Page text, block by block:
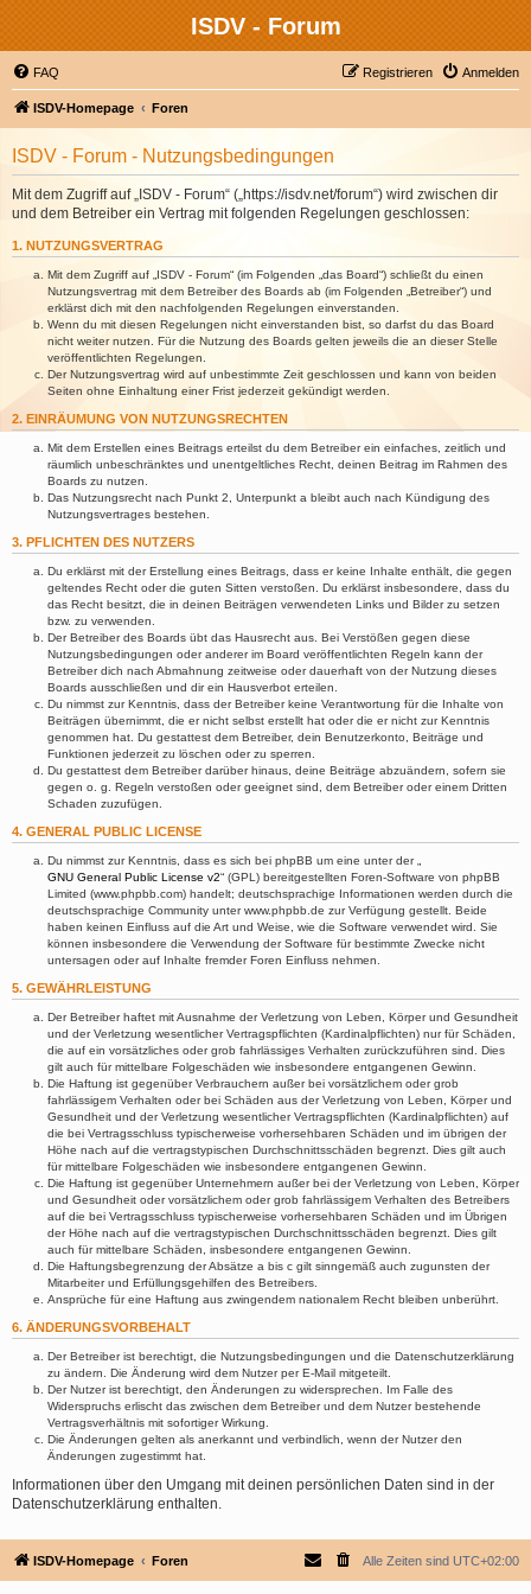
ISDV - Forum
FAQ Anmelden
Registrieren
ISDV-Homepage Foren
ISDV - Forum - Nutzungsbedingungen
Mit dem Zugriff auf „ISDV - Forum“ („https://isdv.net/forum“) wird zwischen dir
und dem Betreiber ein Vertrag mit folgenden Regelungen geschlossen:
1. NUTZUNGSVERTRAG
Mit dem Zugriff auf „ISDV - Forum“ (im Folgenden „das Board“) schließt du einen
Nutzungsvertrag mit dem Betreiber des Boards ab (im Folgenden „Betreiber“) und
erklärst dich mit den nachfolgenden Regelungen einverstanden.
Wenn du mit diesen Regelungen nicht einverstanden bist, so darfst du das Board
nicht weiter nutzen. Für die Nutzung des Boards gelten jeweils die an dieser Stelle
veröffentlichten Regelungen.
Der Nutzungsvertrag wird auf unbestimmte Zeit geschlossen und kann von beiden
Seiten ohne Einhaltung einer Frist jederzeit gekündigt werden.
2. EINRÄUMUNG VON NUTZUNGSRECHTEN
Mit dem Erstellen eines Beitrags erteilst du dem Betreiber ein einfaches, zeitlich und
räumlich unbeschränktes und unentgeltliches Recht, deinen Beitrag im Rahmen des
Boards zu nutzen.
Das Nutzungsrecht nach Punkt 2, Unterpunkt a bleibt auch nach Kündigung des
Nutzungsvertrages bestehen.
3. PFLICHTEN DES NUTZERS
Du erklärst mit der Erstellung eines Beitrags, dass er keine Inhalte enthält, die gegen
geltendes Recht oder die guten Sitten verstoßen. Du erklärst insbesondere, dass du
das Recht besitzt, die in deinen Beiträgen verwendeten Links und Bilder zu setzen
bzw. zu verwenden.
Der Betreiber des Boards übt das Hausrecht aus. Bei Verstößen gegen diese
Nutzungsbedingungen oder anderer im Board veröffentlichten Regeln kann der
Betreiber dich nach Abmahnung zeitweise oder dauerhaft von der Nutzung dieses
Boards ausschließen und dir ein Hausverbot erteilen.
Du nimmst zur Kenntnis, dass der Betreiber keine Verantwortung für die Inhalte von
Beiträgen übernimmt, die er nicht selbst erstellt hat oder die er nicht zur Kenntnis
genommen hat. Du gestattest dem Betreiber, dein Benutzerkonto, Beiträge und
Funktionen jederzeit zu löschen oder zu sperren.
Du gestattest dem Betreiber darüber hinaus, deine Beiträge abzuändern, sofern sie
gegen o. g. Regeln verstoßen oder geeignet sind, dem Betreiber oder einem Dritten
Schaden zuzufügen.
4. GENERAL PUBLIC LICENSE
Du nimmst zur Kenntnis, dass es sich bei phpBB um eine unter der „
GNU General Public License v2“ (GPL) bereitgestellten Foren-Software von phpBB
Limited (www.phpbb.com) handelt; deutschsprachige Informationen werden durch die
deutschsprachige Community unter www.phpbb.de zur Verfügung gestellt. Beide
haben keinen Einfluss auf die Art und Weise, wie die Software verwendet wird. Sie
können insbesondere die Verwendung der Software für bestimmte Zwecke nicht
untersagen oder auf Inhalte fremder Foren Einfluss nehmen.
5. GEWÄHRLEISTUNG
Der Betreiber haftet mit Ausnahme der Verletzung von Leben, Körper und Gesundheit
und der Verletzung wesentlicher Vertragspflichten (Kardinalpflichten) nur für Schäden,
die auf ein vorsätzliches oder grob fahrlässiges Verhalten zurückzuführen sind. Dies
gilt auch für mittelbare Folgeschäden wie insbesondere entgangenen Gewinn.
Die Haftung ist gegenüber Verbrauchern außer bei vorsätzlichem oder grob
fahrlässigem Verhalten oder bei Schäden aus der Verletzung von Leben, Körper und
Gesundheit und der Verletzung wesentlicher Vertragspflichten (Kardinalpflichten) auf
die bei Vertragsschluss typischerweise vorhersehbaren Schäden und im übrigen der
Höhe nach auf die vertragstypischen Durchschnittsschäden begrenzt. Dies gilt auch
für mittelbare Folgeschäden wie insbesondere entgangenen Gewinn.
Die Haftung ist gegenüber Unternehmern außer bei der Verletzung von Leben, Körper
und Gesundheit oder vorsätzlichem oder grob fahrlässigem Verhalten des Betreibers
auf die bei Vertragsschluss typischerweise vorhersehbaren Schäden und im Übrigen
der Höhe nach auf die vertragstypischen Durchschnittsschäden begrenzt. Dies gilt
auch für mittelbare Schäden, insbesondere entgangenen Gewinn.
Die Haftungsbegrenzung der Absätze a bis c gilt sinngemäß auch zugunsten der
Mitarbeiter und Erfüllungsgehilfen des Betreibers.
Ansprüche für eine Haftung aus zwingendem nationalem Recht bleiben unberührt.
6. ÄNDERUNGSVORBEHALT
Der Betreiber ist berechtigt, die Nutzungsbedingungen und die Datenschutzerklärung
zu ändern. Die Änderung wird dem Nutzer per E-Mail mitgeteilt.
Der Nutzer ist berechtigt, den Änderungen zu widersprechen. Im Falle des
Widerspruchs erlischt das zwischen dem Betreiber und dem Nutzer bestehende
Vertragsverhältnis mit sofortiger Wirkung.
Die Änderungen gelten als anerkannt und verbindlich, wenn der Nutzer den
Änderungen zugestimmt hat.
Informationen über den Umgang mit deinen persönlichen Daten sind in der
Datenschutzerklärung enthalten.
ISDV-Homepage Foren Alle Zeiten sind UTC+02:00